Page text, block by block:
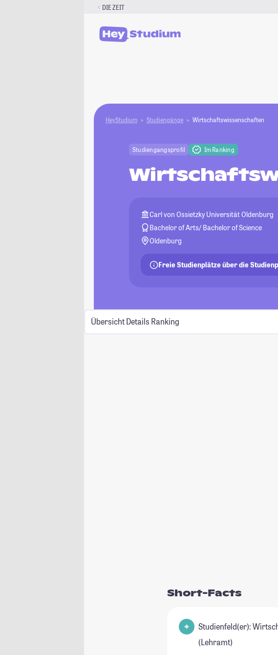
DIE ZEIT
HeyStudium Studiengänge Wirtschaftswissenschaften
Studiengangsprofil Im Ranking
Carl von Ossietzky Universität Oldenburg
Bachelor of Arts/ Bachelor of Science
Oldenburg
Freie Studienplätze über die
Übersicht Details Ranking
Short-Facts
Studienfeld(er): Wirtschaft
(Lehramt)